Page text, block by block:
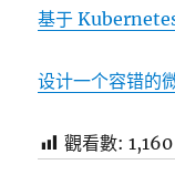
基于
设计一个容错的
觀看數: 1,160